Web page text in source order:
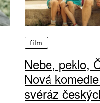
film
Nebe, peklo,
Nová
svéráz